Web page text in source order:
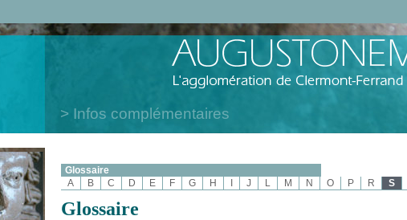
Infos complémentaires
Glossaire
A
B C D E F G H J L M N O P R S
Glossaire